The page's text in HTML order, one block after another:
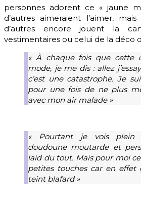
personnes adorent ce « jaune
d’autres aimeraient l’aimer,
d’autres encore jouent la
vestimentaires ou celui de la déco
« À chaque fois que cette
mode, je me dis : allez
c’est une catastrophe. Je
pour une fois de ne plus me
avec mon air malade »
« Pourtant je vois plein
doudoune moutarde et
laid du tout. Mais pour moi
petites touches car en effet
teint blafard »